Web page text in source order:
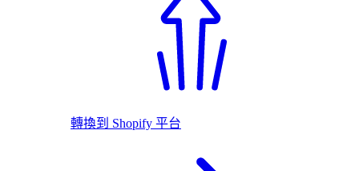
轉換到 Shopify 平台